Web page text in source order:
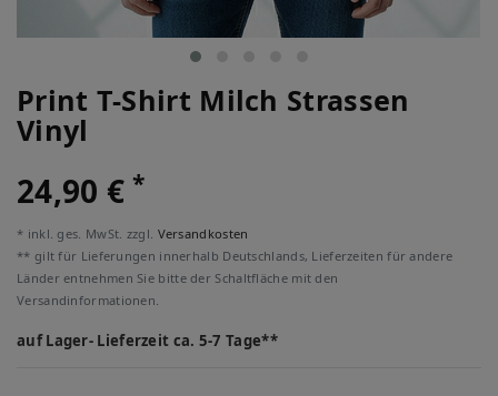
Print T-Shirt Milch Strassen
Vinyl
24,90 €*
* inkl. ges. MwSt. zzgl. Versandkosten
** gilt für Lieferungen innerhalb Deutschlands, Lieferzeiten für andere
Länder entnehmen Sie bitte der Schaltfläche mit den
Versandinformationen.
auf Lager- Lieferzeit ca. 5-7 Tage**